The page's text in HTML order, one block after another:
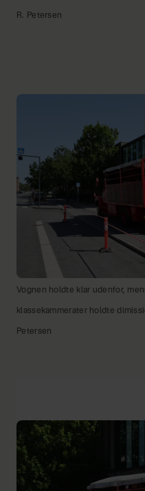
R. Petersen
Vognen holdte klar udenfor,
klassekammerater holdte
Petersen